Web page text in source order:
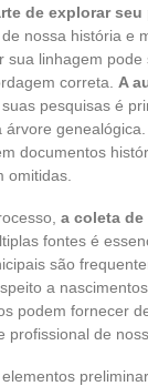
de explorar seu
nossa história e
sua linhagem
correta. A
pesquisas é
árvore
documentos
omitidas.
a coleta
fontes é
são
a
podem fornecer
profissional de